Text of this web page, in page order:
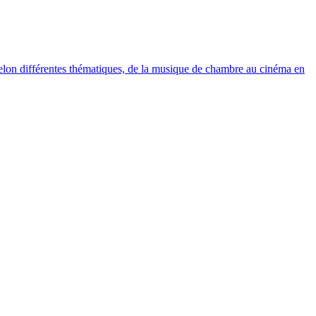
différentes thématiques, de la musique de chambre au cinéma en